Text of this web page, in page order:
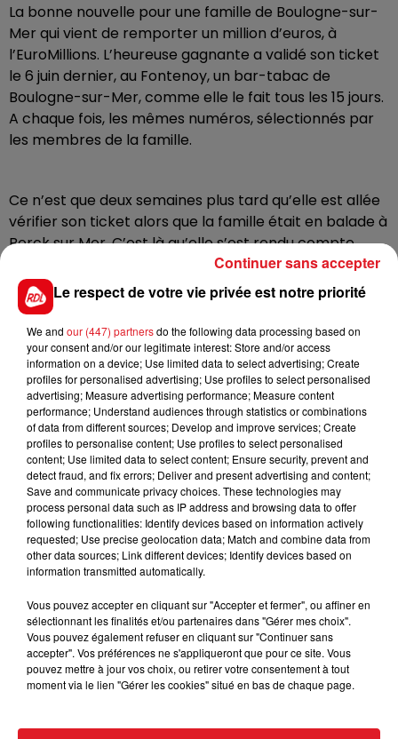
La bonne nouvelle pour une famille de Boulogne-sur-
Mer qui vient de remporter un million d’euros, à
l’EuroMillions. L’heureuse gagnante a validé son ticket
le 6 juin dernier, au Fontenoy, un bar-tabac de
Boulogne-sur-Mer, comme elle le fait tous les 15 jours.
A chaque fois, les mêmes numéros, sélectionnés par
les membres de la famille.
Ce n’est que deux semaines plus tard qu’elle est allée
vérifier son ticket alors que la famille était en balade à
Berck sur Mer. C’est là qu’elle s’est rendu compte
qu’elle avait gagné 1 million d’euros, lors du tirage au
sort de MyMillion.
Début juillet, déjà un chanceux dont on ne connaît pas
l’identité a remporté 13 millions d’euros au loto.
FIL D'ACTUS
15 juillet 2026
BÉTHUNE: ENQUÊTE POUR HOMICIDE
VOLONTAIRE EN COURS, APRÈS LA...
Selon les premiers éléments, le logement servait
Le respect de votre vie privée est notre priorité
We and our (447) partnersdo the following data processing based on
your consent and/or our legitimate interest: Store and/or access
information on a device; Use limited data to select advertising; Create
profiles for personalised advertising; Use profiles to select personalised
advertising; Measure advertising performance; Measure content
performance; Understand audiences through statistics or combinations
of data from different sources; Develop and improve services; Create
profiles to personalise content; Use profiles to select personalised
content; Use limited data to select content; Ensure security, prevent and
detect fraud, and fix errors; Deliver and present advertising and content;
Save and communicate privacy choices. These technologies may
process personal data such as IP address and browsing data to offer
following functionalities: Identify devices based on information actively
requested; Use precise geolocation data; Match and combine data from
other data sources; Link different devices; Identify devices based on
information transmitted automatically.
Vous pouvez accepter en cliquant sur "Accepter et fermer", ou affiner en
sélectionnant les finalités et/ou partenaires dans "Gérer mes choix".
Vous pouvez également refuser en cliquant sur "Continuer sans
accepter". Vos préférences ne s'appliqueront que pour ce site. Vous
pouvez mettre à jour vos choix, ou retirer votre consentement à tout
moment via le lien "Gérer les cookies" situé en bas de chaque page.
Continuer sans accepter